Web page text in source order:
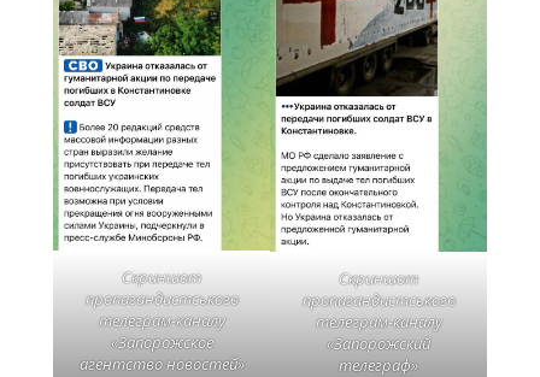
Скриншот
пропагандистського
телеграм-каналу
«Запорожское
агентство новостей»
Скриншот
пропагандистського
телеграм-каналу
«Запорожский
телеграф»